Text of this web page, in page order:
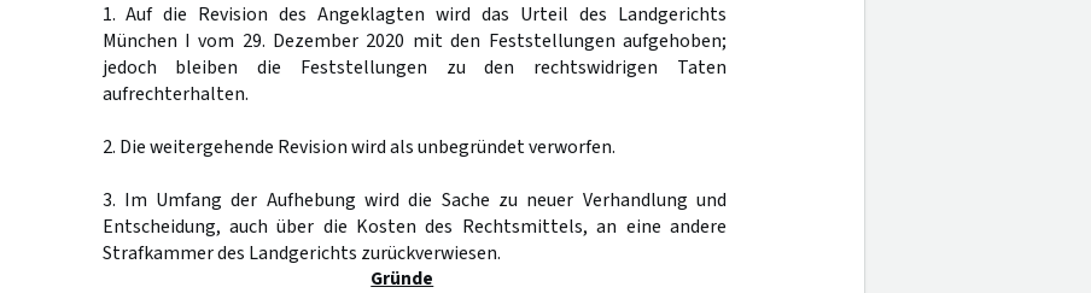
1. Auf die Revision des Angeklagten wird das Urteil des Landgerichts
München I vom 29. Dezember 2020 mit den Feststellungen aufgehoben;
jedoch bleiben die Feststellungen zu den rechtswidrigen Taten
aufrechterhalten.
2. Die weitergehende Revision wird als unbegründet verworfen.
3. Im Umfang der Aufhebung wird die Sache zu neuer Verhandlung und
Entscheidung, auch über die Kosten des Rechtsmittels, an eine andere
Strafkammer des Landgerichts zurückverwiesen.
Gründe